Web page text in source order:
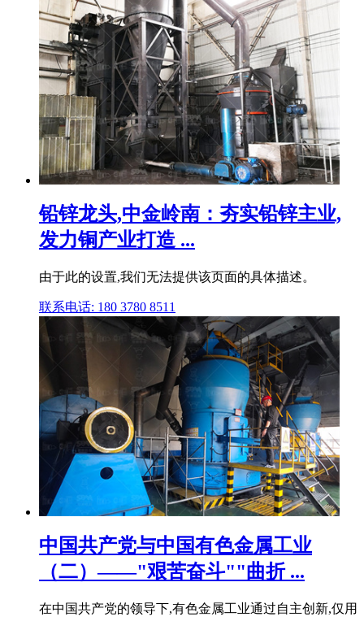
铅锌龙头,中金岭南：夯实铅锌主业,
发力铜产业打造 ...
由于此的设置,我们无法提供该页面的具体描述。
联系电话: 180 3780 8511
中国共产党与中国有色金属工业
（二）——"艰苦奋斗""曲折 ...
在中国共产党的领导下,有色金属工业通过自主创新,仅用